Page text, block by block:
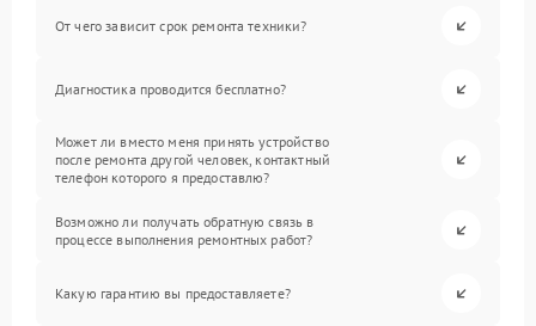
От чего зависит срок ремонта техники?
Диагностика проводится бесплатно?
Может ли вместо меня принять устройство
после ремонта другой человек, контактный
телефон которого я предоставлю?
Возможно ли получать обратную связь в
процессе выполнения ремонтных работ?
Какую гарантию вы предоставляете?